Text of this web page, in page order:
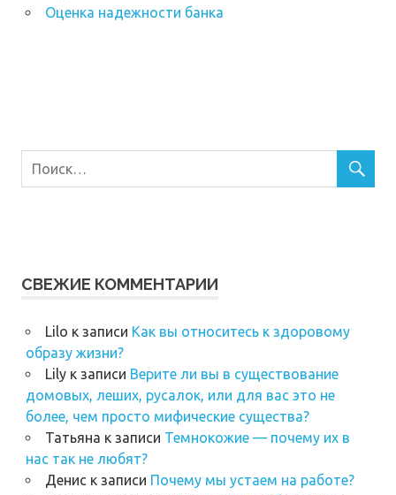
Оценка надежности банка
СВЕЖИЕ КОММЕНТАРИИ
Lilo к записи Как вы относитесь к здоровому
образу жизни?
Lilyк записи Верите ли вы в существование
домовых, леших, русалок, или для вас это не
более, чем просто мифические существа?
Татьяна к записи Темнокожие — почему их в
нас так не любят?
Денис к записи Почему мы устаем на работе?